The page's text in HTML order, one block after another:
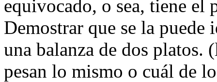
equivocado, o sea, tiene el
Demostrar que se la puede
una balanza de dos platos.
pesan lo mismo o cuál de